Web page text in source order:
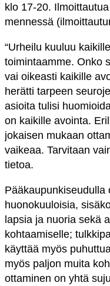
klo 17-20.
mennessä
“Urheilu kuuluu
toimintaamme. Onko
vai oikeasti kaikille
herätti tarpeen
asioita tulisi
on kaikille avointa.
jokaisen mukaan
vaikeaa. Tarvitaan
tietoa.
Pääkaupunkiseudulla
huonokuuloisia,
lapsia ja nuoria sekä
kohtaamiselle;
käyttää myös
myös paljon muita
ottaminen on yhtä